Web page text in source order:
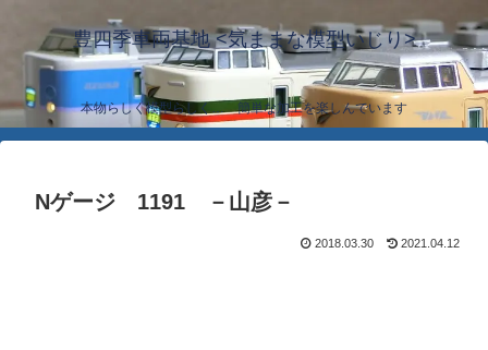
豊四季車両基地 <気ままな模型いじり>
本物らしく模型らしく… 簡単な加工を楽しんでいます
Nゲージ 1191 －山彦－
2018.03.30 2021.04.12